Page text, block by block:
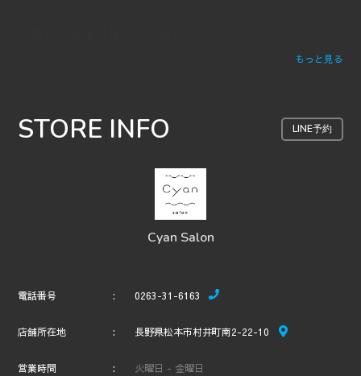
もっと見る
STORE INFO LINE予約
Cyan Salon
電話番号 0263-31-6163
店舗所在地 長野県松本市村井町南2-22-10
営業時間 火曜日 - 金曜日